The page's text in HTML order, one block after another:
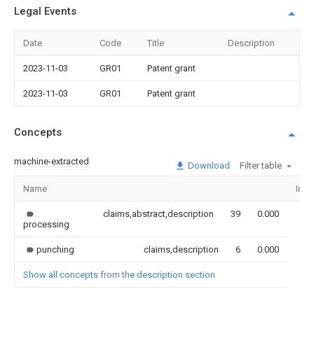
Legal Events
Date Code Title Description
2023-11-03 GR01 Patent grant
2023-11-03 GR01 Patent grant
Concepts
machine-extracted Download Filter table
Name
processing
claims,abstract,description 39 0.000
punching claims,description 6 0.000
Show all concepts from the description section